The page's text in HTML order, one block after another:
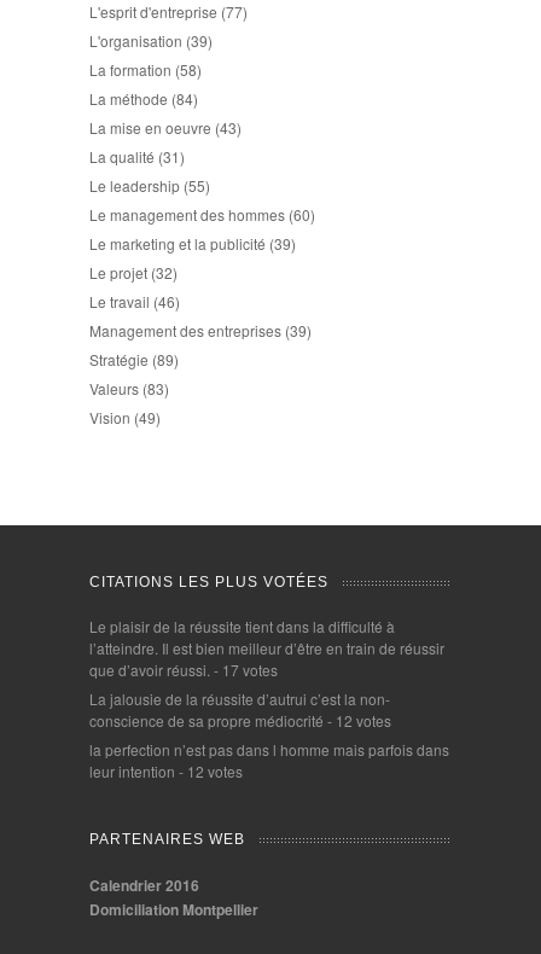
L'esprit d'entreprise (77)
L'organisation (39)
La formation (58)
La méthode (84)
La mise en oeuvre (43)
La qualité (31)
Le leadership (55)
Le management des hommes (60)
Le marketing et la publicité (39)
Le projet (32)
Le travail (46)
Management des entreprises (39)
Stratégie (89)
Valeurs (83)
Vision (49)
CITATIONS LES PLUS VOTÉES
Le plaisir de la réussite tient dans la difficulté à
l’atteindre. Il est bien meilleur d’être en train de réussir
que d’avoir réussi. - 17 votes
La jalousie de la réussite d’autrui c’est la non-
conscience de sa propre médiocrité - 12 votes
la perfection n’est pas dans l homme mais parfois dans
leur intention - 12 votes
PARTENAIRES WEB
Calendrier 2016
Domiciliation Montpellier